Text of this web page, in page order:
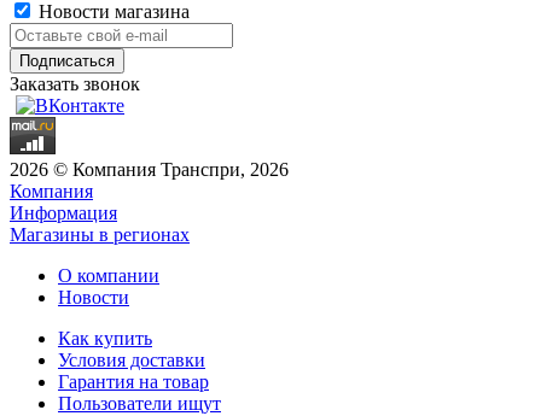
Новости магазина
Заказать звонок
2026 © Компания Транспри, 2026
Компания
Информация
Магазины в регионах
О компании
Новости
Как купить
Условия доставки
Гарантия на товар
Пользователи ищут